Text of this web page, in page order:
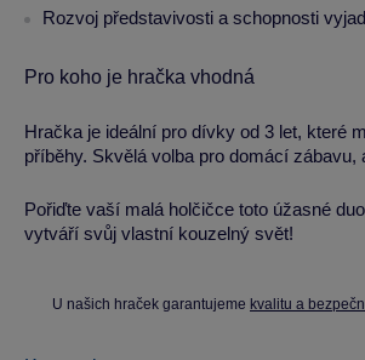
Rozvoj představivosti a schopnosti
Pro koho je hračka vhodná
Hračka je ideální pro dívky od 3 let, které
příběhy. Skvělá volba pro domácí zábavu,
Pořiďte vaší malá holčičce toto úžasné
vytváří svůj vlastní kouzelný svět!
U našich hraček garantujeme kvalitu a